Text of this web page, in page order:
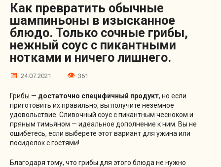
Как превратить обычные
шампиньоны в изысканное
блюдо. Только сочные грибы,
нежный соус с пикантными
нотками и ничего лишнего.
24.07.2021 361
Грибы — достаточно специфичный продукт, но если
приготовить их правильно, вы получите неземное
удовольствие. Сливочный соус с пикантным чесноком и
пряным тимьяном — идеальное дополнение к ним. Вы не
ошибетесь, если выберете этот вариант для ужина или
посиделок с гостями!
Благодаря тому, что грибы для этого блюда не нужно